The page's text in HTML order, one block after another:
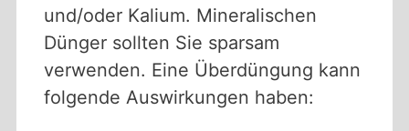
und/oder Kalium. Mineralischen
Dünger sollten Sie sparsam
verwenden. Eine Überdüngung kann
folgende Auswirkungen haben: